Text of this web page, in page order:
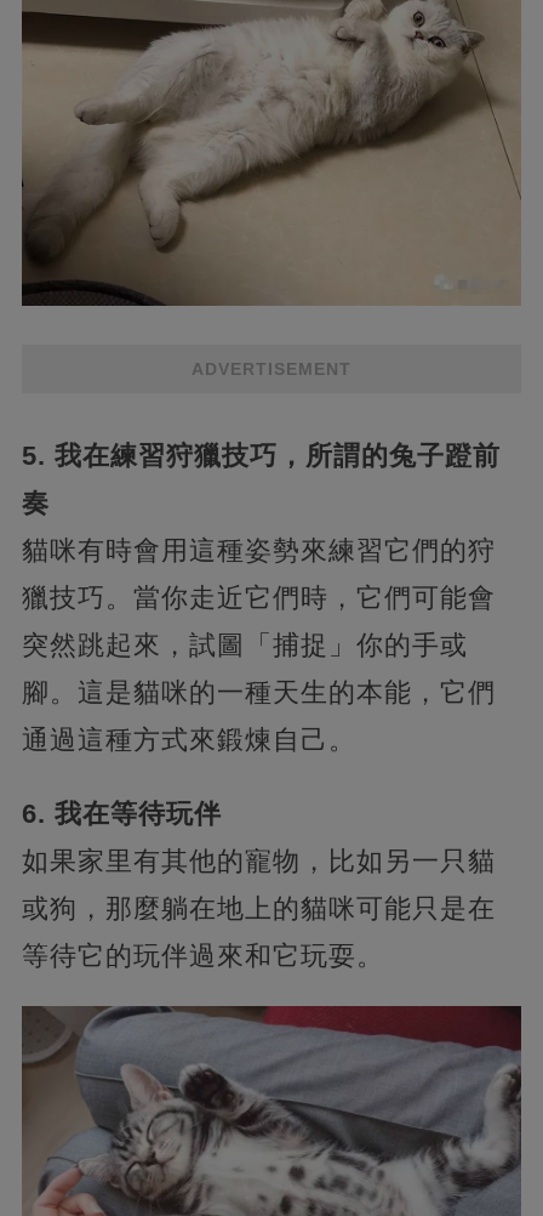
ADVERTISEMENT
5. 我在練習狩獵技巧，所謂的兔子蹬前
奏
貓咪有時會用這種姿勢來練習它們的狩
獵技巧。當你走近它們時，它們可能會
突然跳起來，試圖「捕捉」你的手或
腳。這是貓咪的一種天生的本能，它們
通過這種方式來鍛煉自己。
6. 我在等待玩伴
如果家里有其他的寵物，比如另一只貓
或狗，那麼躺在地上的貓咪可能只是在
等待它的玩伴過來和它玩耍。